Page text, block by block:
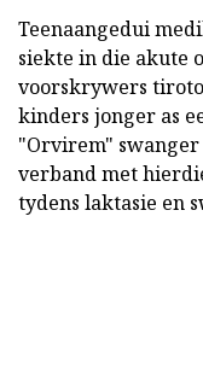
Teenaangedui
siekte in die akute
voorskrywers
kinders jonger as
"Orvirem"
verband met
tydens laktasie en